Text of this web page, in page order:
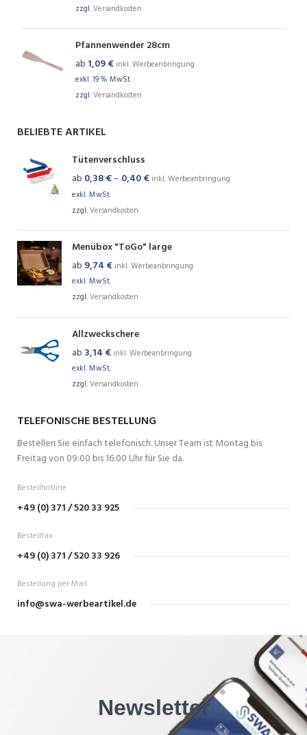
zzgl.Versandkosten
Pfannenwender 28cm
ab 1,09€ inkl. Werbeanbringung
exkl. 19 % MwSt.
zzgl.Versandkosten
BELIEBTE ARTIKEL
Tütenverschluss
ab 0,38€– 0,40€ inkl. Werbeanbringung
exkl. MwSt.
zzgl.Versandkosten
Menübox "ToGo" large
ab 9,74 € inkl. Werbeanbringung
exkl. MwSt.
zzgl.Versandkosten
Allzweckschere
ab 3,14 € inkl. Werbeanbringung
exkl. MwSt.
zzgl.Versandkosten
TELEFONISCHE BESTELLUNG
Bestellen Sie einfach telefonisch. Unser Team ist Montag bis
Freitag von 09:00 bis 16:00 Uhr für Sie da.
Bestellhotline
+49 (0) 371 / 520 33 925
Bestellfax
+49 (0) 371 / 520 33 926
Bestellung per Mail
info@swa-werbeartikel.de
Newsletter